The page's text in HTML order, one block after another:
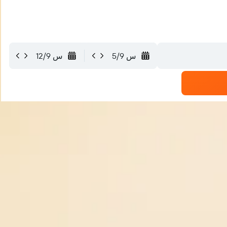
س 5/9 س 12/9